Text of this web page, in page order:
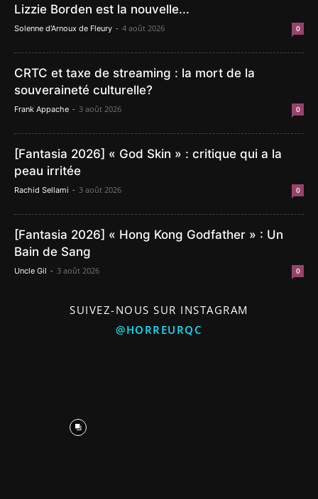
Lizzie Borden est la nouvelle...
Solenne d'Arnoux de Fleury - 4 août 2026 0
CRTC et taxe de streaming : la mort de la
souveraineté culturelle?
Frank Appache - 3 août 2026 0
[Fantasia 2026] « God Skin » : critique qui a la
peau irritée
Rachid Sellami - 3 août 2026 0
[Fantasia 2026] « Hong Kong Godfather » : Un
Bain de Sang
Uncle Gil - 3 août 2026 0
SUIVEZ-NOUS SUR INSTAGRAM
@HORREURQC